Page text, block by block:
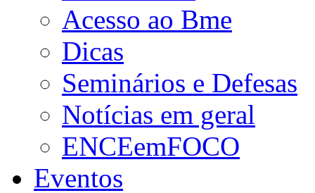
Acesso ao Bme
Dicas
Seminários e Defesas
Notícias em geral
ENCEemFOCO
Eventos